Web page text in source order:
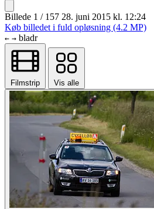
Billede 1 / 157 28. juni 2015 kl. 12:24
Køb billedet i fuld opløsning (4.2 MP)
← → bladr
Filmstrip Vis alle